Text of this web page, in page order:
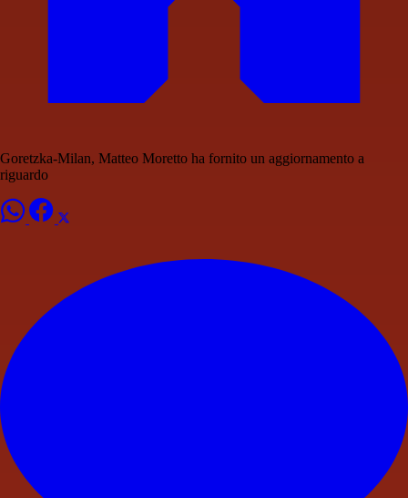
Goretzka-Milan, Matteo Moretto ha fornito un aggiornamento a
riguardo